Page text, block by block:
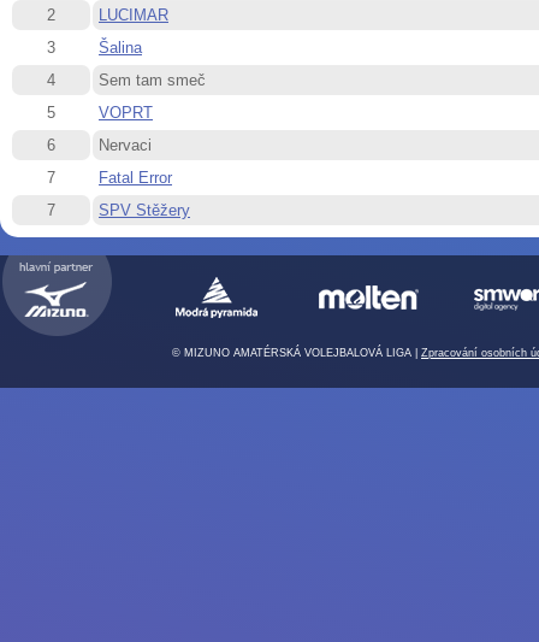
2
LUCIMAR
3
Šalina
4
Sem tam smeč
5
VOPRT
6
Nervaci
7
Fatal Error
7
SPV Stěžery
© MIZUNO AMATÉRSKÁ VOLEJBALOVÁ LIGA | Zpracování osobních